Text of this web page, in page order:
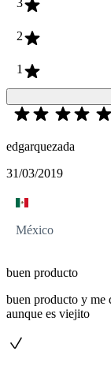
3
2
1
edgarquezada
31/03/2019
México
buen producto
buen producto y me
aunque es viejito